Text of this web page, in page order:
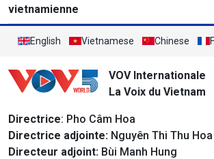
vietnamienne
English Vietnamese Chinese
VOV Internationale
La Voix du Vietnam
Directrice: Pho Câm Hoa
Directrice adjointe: Nguyên Thi Thu Hoa
Directeur adjoint: Bùi Manh Hung